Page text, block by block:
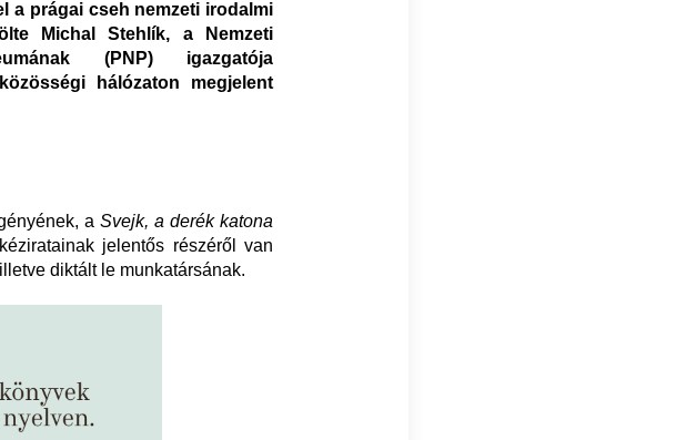
a prágai cseh nemzeti irodalmi
Michal Stehlík, a Nemzeti
(PNP) igazgatója
hálózaton megjelent
aSvejk, a derék katona
jelentős részéről van
diktált le munkatársának.